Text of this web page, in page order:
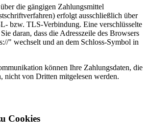
die gängigen Zahlungsmittel
erfolgt ausschließlich über
bzw. TLS-Verbindung. Eine verschlüsselte
daran, dass die Adresszeile des Browsers
" wechselt und an dem Schloss-Symbol in
können Ihre Zahlungsdaten, die
nicht von Dritten mitgelesen werden.
Cookies